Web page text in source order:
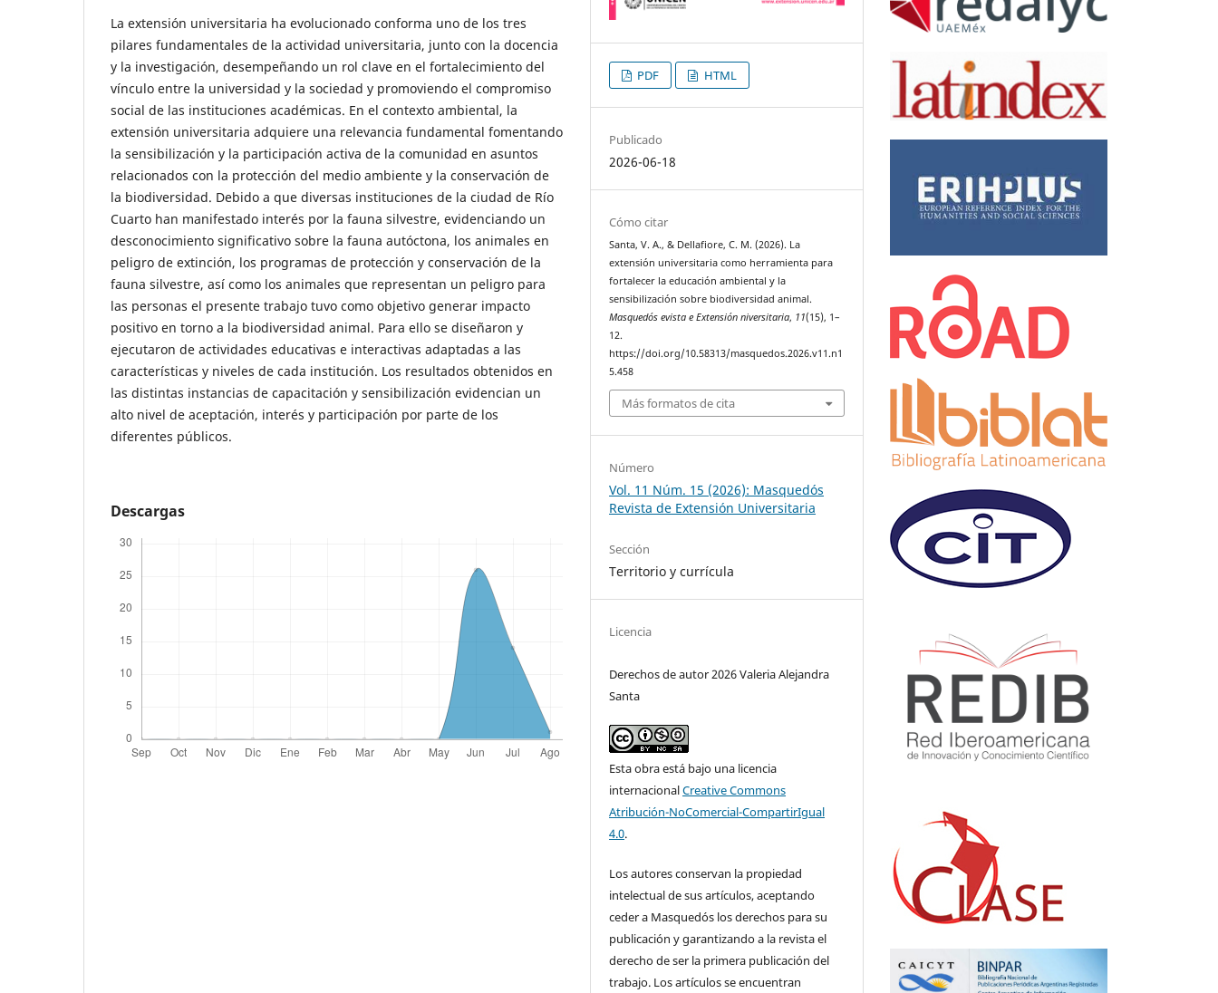
La extensión universitaria ha evolucionado conforma uno de los tres
pilares fundamentales de la actividad universitaria, junto con la docencia
y la investigación, desempeñando un rol clave en el fortalecimiento del
vínculo entre la universidad y la sociedad y promoviendo el compromiso
social de las instituciones académicas. En el contexto ambiental, la
extensión universitaria adquiere una relevancia fundamental fomentando
la sensibilización y la participación activa de la comunidad en asuntos
relacionados con la protección del medio ambiente y la conservación de
la biodiversidad. Debido a que diversas instituciones de la ciudad de Río
Cuarto han manifestado interés por la fauna silvestre, evidenciando un
desconocimiento significativo sobre la fauna autóctona, los animales en
peligro de extinción, los programas de protección y conservación de la
fauna silvestre, así como los animales que representan un peligro para
las personas el presente trabajo tuvo como objetivo generar impacto
positivo en torno a la biodiversidad animal. Para ello se diseñaron y
ejecutaron de actividades educativas e interactivas adaptadas a las
características y niveles de cada institución. Los resultados obtenidos en
las distintas instancias de capacitación y sensibilización evidencian un
alto nivel de aceptación, interés y participación por parte de los
diferentes públicos.
Descargas
PDF HTML
Publicado
2026-06-18
Cómo citar
Santa, V. A., & Dellafiore, C. M. (2026). La
extensión universitaria como herramienta para
fortalecer la educación ambiental y la
sensibilización sobre biodiversidad animal.
Masquedós evista e Extensión niversitaria, 11(15), 1–
12.
https://doi.org/10.58313/masquedos.2026.v11.n1
5.458
Más formatos de cita
Número
Vol. 11 Núm. 15 (2026): Masquedós
Revista de Extensión Universitaria
Sección
Territorio y currícula
Licencia
Derechos de autor 2026 Valeria Alejandra
Santa
Esta obra está bajo una licencia
internacionalCreative Commons
Atribución-NoComercial-CompartirIgual
4.0.
Los autores conservan la propiedad
intelectual de sus artículos, aceptando
ceder a Masquedós los derechos para su
publicación y garantizando a la revista el
derecho de ser la primera publicación del
trabajo. Los artículos se encuentran